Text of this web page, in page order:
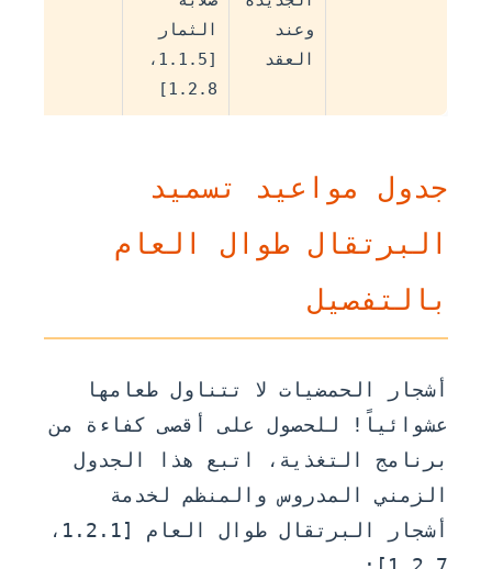
وعند
العقد
الثمار
[1.1.5،
1.2.8]
جدول مواعيد تسميد
البرتقال طوال العام
بالتفصيل
أشجار الحمضيات لا تتناول طعامها
عشوائياً! للحصول على أقصى كفاءة من
برنامج التغذية، اتبع هذا الجدول
الزمني المدروس والمنظم لخدمة
أشجار البرتقال طوال العام [1.2.1،